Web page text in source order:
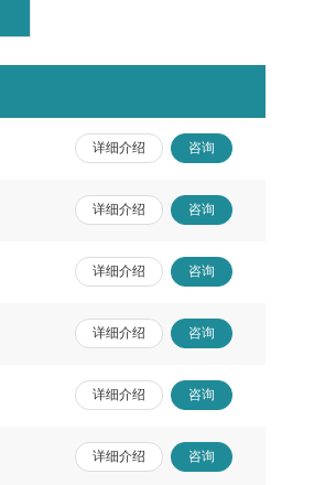
详细介绍 咨询
详细介绍 咨询
详细介绍 咨询
详细介绍 咨询
详细介绍 咨询
详细介绍 咨询